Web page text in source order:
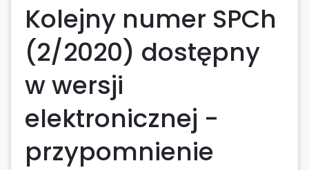
Kolejny numer SPCh
(2/2020) dostępny
w wersji
elektronicznej -
przypomnienie